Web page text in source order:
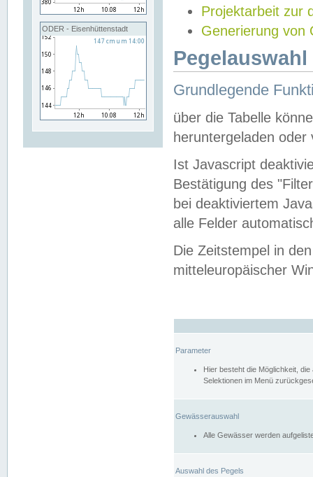
ODER - Eisenhüttenstadt
Projektarbeit zur
Generierung von
Grundlegende
über die Tabelle
heruntergeladen oder
Ist Javascript
Bestätigung des
bei deaktiviertem
alle Felder
Die Zeitstempel in
mitteleuropäischer
Parameter
Hier besteht die Möglichkeit,
Selektionen im Menü
Gewässerauswahl
Alle Gewässer werden
Auswahl des Pegels